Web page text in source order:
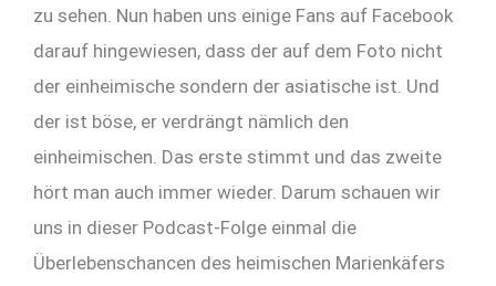
zu sehen. Nun haben uns einige Fans auf Facebook
darauf hingewiesen, dass der auf dem Foto nicht
der einheimische sondern der asiatische ist. Und
der ist böse, er verdrängt nämlich den
einheimischen. Das erste stimmt und das zweite
hört man auch immer wieder. Darum schauen wir
uns in dieser Podcast-Folge einmal die
Überlebenschancen des heimischen Marienkäfers